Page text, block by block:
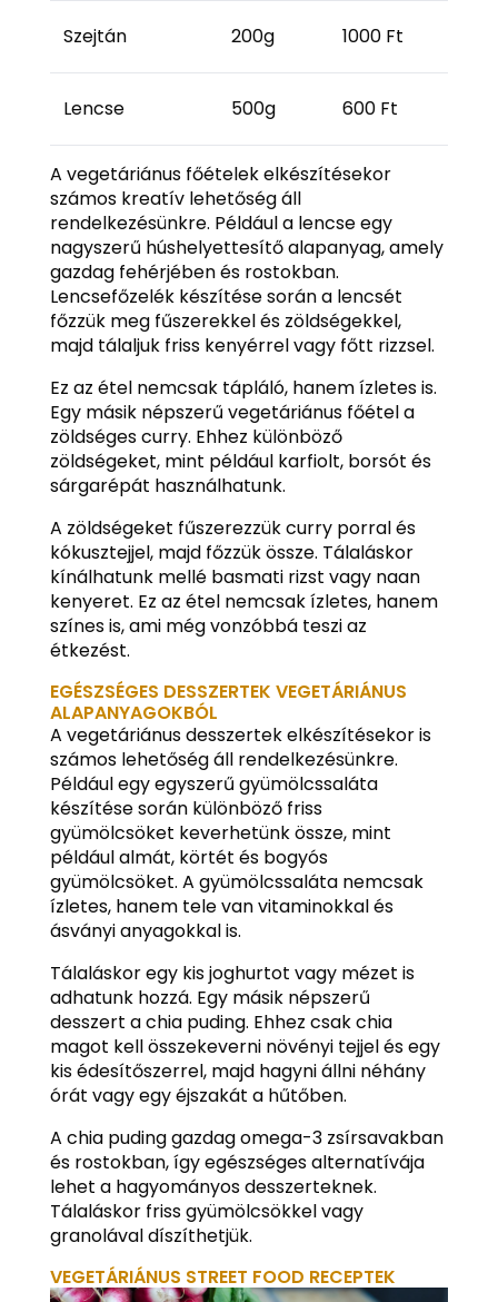
Szejtán 200g 1000 Ft
Lencse 500g 600 Ft
A vegetáriánus főételek elkészítésekor
számos kreatív lehetőség áll
rendelkezésünkre. Például a lencse egy
nagyszerű húshelyettesítő alapanyag, amely
gazdag fehérjében és rostokban.
Lencsefőzelék készítése során a lencsét
főzzük meg fűszerekkel és zöldségekkel,
majd tálaljuk friss kenyérrel vagy főtt rizzsel.
Ez az étel nemcsak tápláló, hanem ízletes is.
Egy másik népszerű vegetáriánus főétel a
zöldséges curry. Ehhez különböző
zöldségeket, mint például karfiolt, borsót és
sárgarépát használhatunk.
A zöldségeket fűszerezzük curry porral és
kókusztejjel, majd főzzük össze. Tálaláskor
kínálhatunk mellé basmati rizst vagy naan
kenyeret. Ez az étel nemcsak ízletes, hanem
színes is, ami még vonzóbbá teszi az
étkezést.
EGÉSZSÉGES DESSZERTEK VEGETÁRIÁNUS
ALAPANYAGOKBÓL
A vegetáriánus desszertek elkészítésekor is
számos lehetőség áll rendelkezésünkre.
Például egy egyszerű gyümölcssaláta
készítése során különböző friss
gyümölcsöket keverhetünk össze, mint
például almát, körtét és bogyós
gyümölcsöket. A gyümölcssaláta nemcsak
ízletes, hanem tele van vitaminokkal és
ásványi anyagokkal is.
Tálaláskor egy kis joghurtot vagy mézet is
adhatunk hozzá. Egy másik népszerű
desszert a chia puding. Ehhez csak chia
magot kell összekeverni növényi tejjel és egy
kis édesítőszerrel, majd hagyni állni néhány
órát vagy egy éjszakát a hűtőben.
A chia puding gazdag omega-3 zsírsavakban
és rostokban, így egészséges alternatívája
lehet a hagyományos desszerteknek.
Tálaláskor friss gyümölcsökkel vagy
granolával díszíthetjük.
VEGETÁRIÁNUS STREET FOOD RECEPTEK